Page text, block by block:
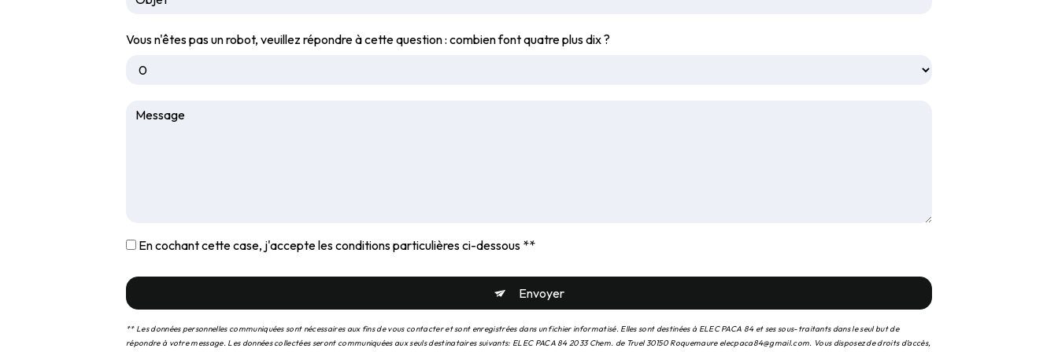
Vous n'êtes pas un robot, veuillez répondre à cette question : combien font quatre plus dix ?
En cochant cette case, j'accepte les conditions particulières ci-dessous **
Envoyer
** Les données personnelles communiquées sont nécessaires aux fins de vous contacter et sont enregistrées dans un fichier informatisé. Elles sont destinées à ELEC PACA 84 et ses sous-traitants dans le seul but de
répondre à votre message. Les données collectées seront communiquées aux seuls destinataires suivants: ELEC PACA 84 2033 Chem. de Truel 30150 Roquemaure elecpaca84@gmail.com. Vous disposez de droits d’accès,